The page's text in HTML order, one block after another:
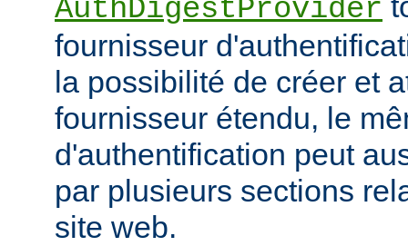
AuthDigestProvider
fournisseur
la possibilité de créer et
fournisseur étendu, le
d'authentification peut
par plusieurs sections
site web.